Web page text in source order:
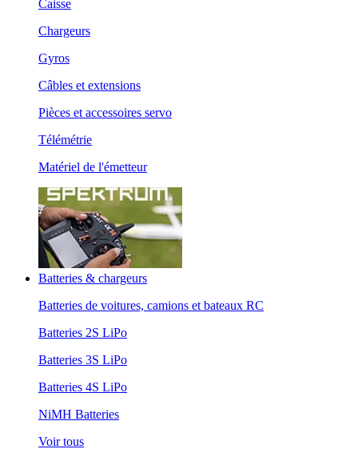
Caisse
Chargeurs
Gyros
Câbles et extensions
Pièces et accessoires servo
Télémétrie
Matériel de l'émetteur
Batteries & chargeurs
Batteries de voitures, camions et bateaux RC
Batteries 2S LiPo
Batteries 3S LiPo
Batteries 4S LiPo
NiMH Batteries
Voir tous